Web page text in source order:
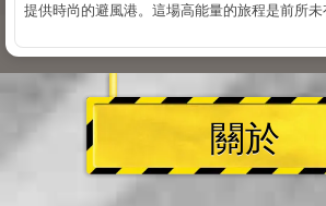
提供時尚的避風港。這場高能量的旅程是前所未
關於